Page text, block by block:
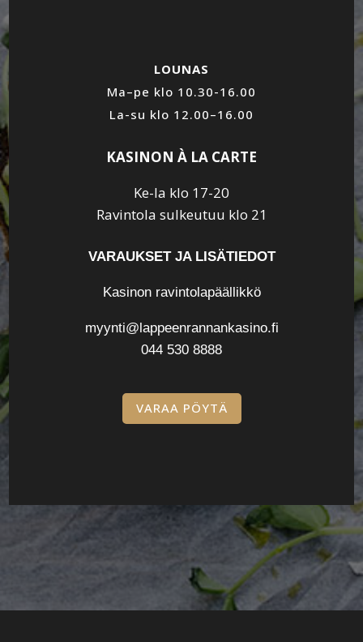
LOUNAS
Ma–pe klo 10.30-16.00
La-su klo 12.00–16.00
KASINON À LA CARTE
Ke-la klo 17-20
Ravintola sulkeutuu klo 21
VARAUKSET JA LISÄTIEDOT
Kasinon ravintolapäällikkö
myynti@lappeenrannankasino.fi
044 530 8888
VARAA PÖYTÄ